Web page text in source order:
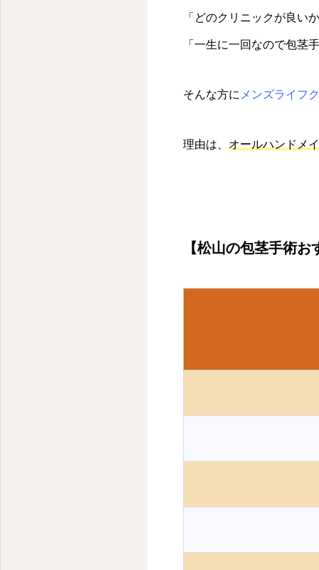
「どのクリニックが良い
「一生に一回なので包茎
そんな方に メンズライフ
理由は、 オールハンドメ
【松山の包茎手術お